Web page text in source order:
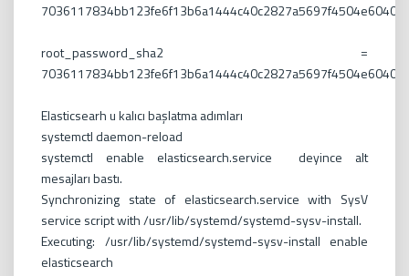
root_password_sha2 =
Elasticsearh u kalıcı başlatma adımları
systemctl daemon-reload
systemctl enable elasticsearch.service deyince alt
mesajları bastı.
Synchronizing state of elasticsearch.service with SysV
service script with /usr/lib/systemd/systemd-sysv-install.
Executing: /usr/lib/systemd/systemd-sysv-install enable
elasticsearch